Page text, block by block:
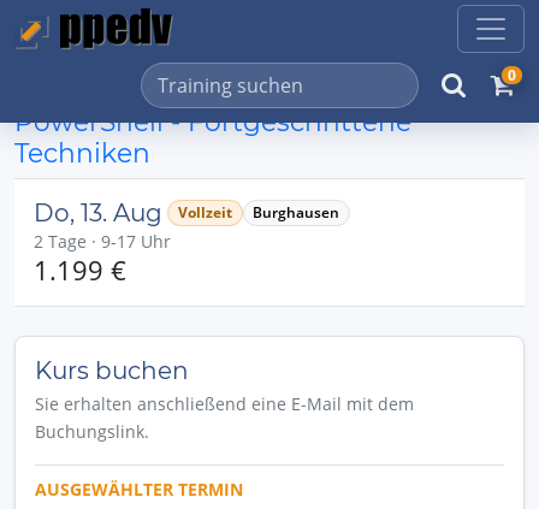
0
PowerShell - Fortgeschrittene
Techniken
Do, 13. Aug Vollzeit Burghausen
2 Tage · 9-17 Uhr
1.199 €
Kurs buchen
Sie erhalten anschließend eine E-Mail mit dem
Buchungslink.
AUSGEWÄHLTER TERMIN